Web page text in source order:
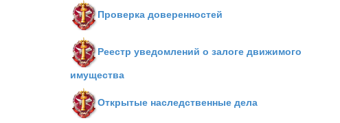
Проверка доверенностей
Реестр уведомлений о залоге движимого
имущества
Открытые наследственные дела